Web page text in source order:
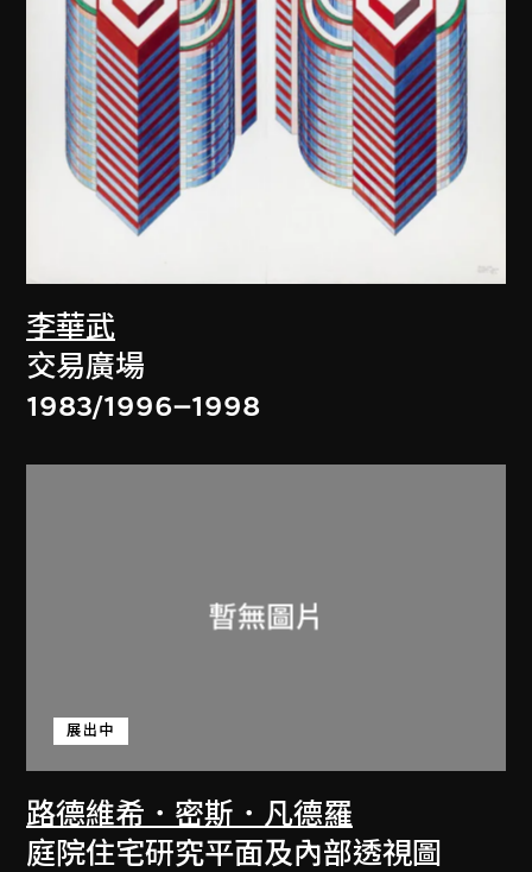
李華武
交易廣場
1983/1996–1998
路德維希．密斯．凡德羅
展出中
庭院住宅研究平面及內部透視圖